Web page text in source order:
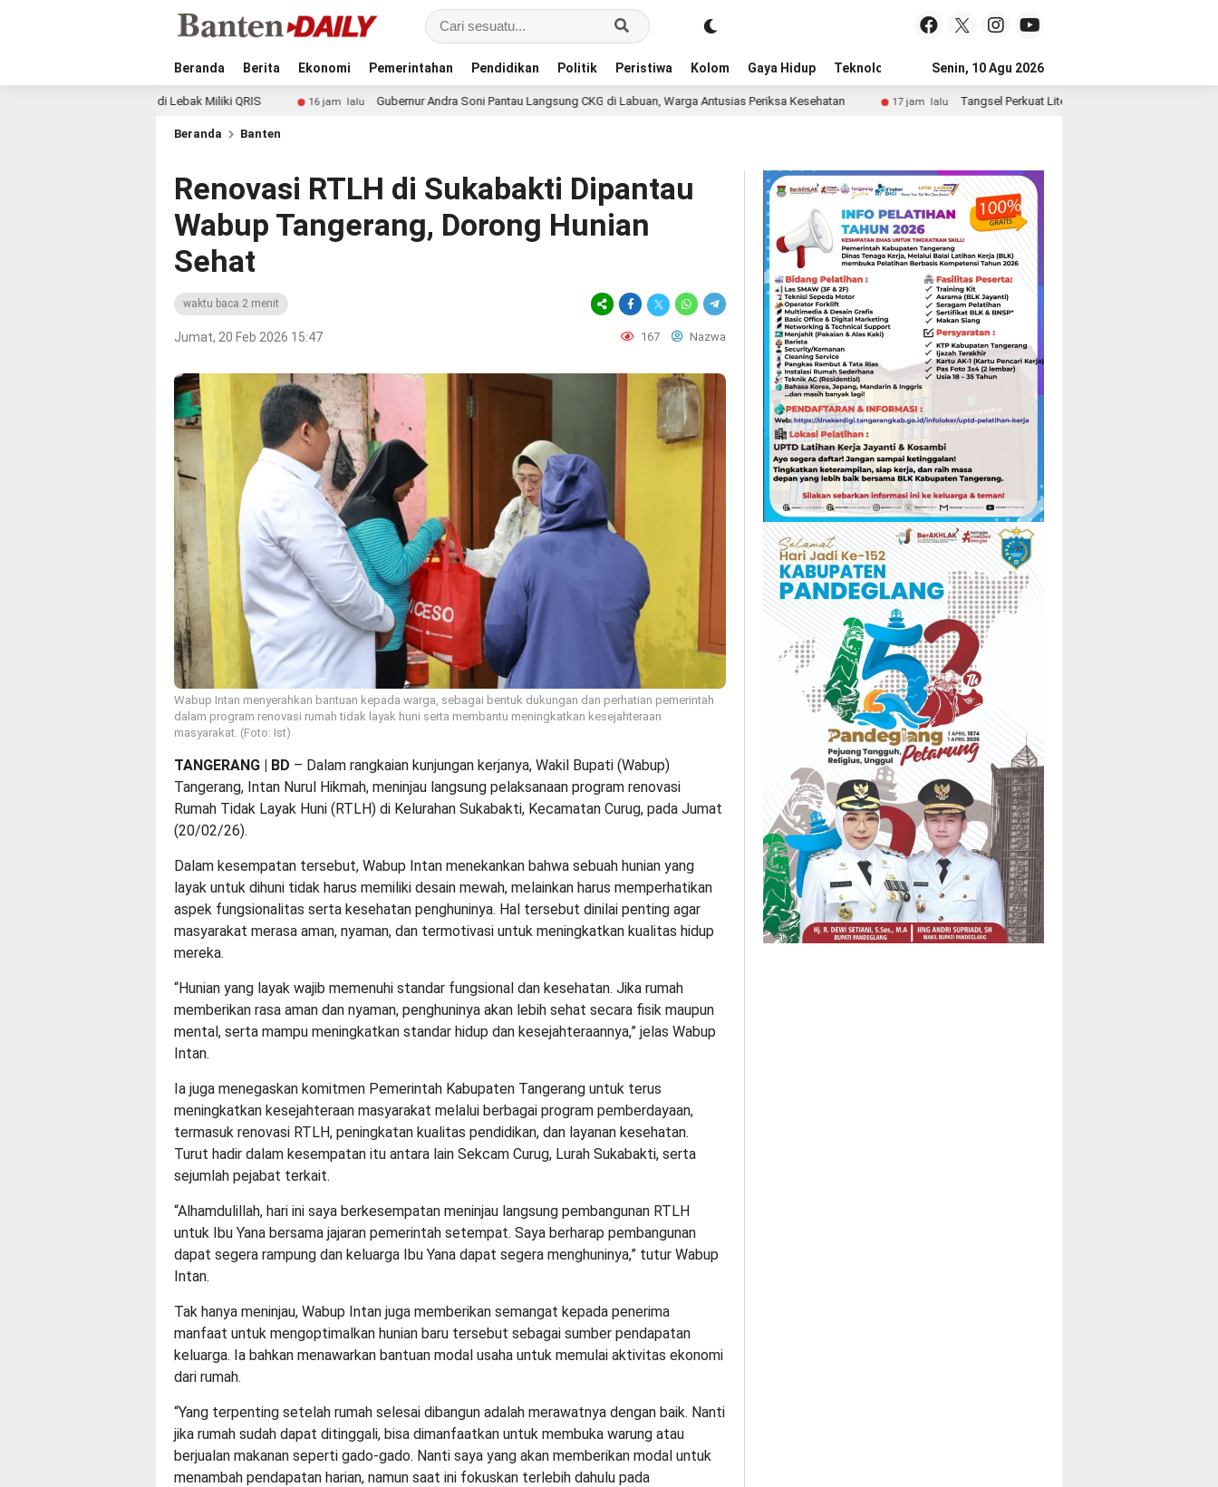
Beranda Berita Ekonomi Pemerintahan Pendidikan Politik Peristiwa Kolom Gaya Hidup Teknologi Advertorial Tips
Senin, 10 Agu 2026
di Lebak Miliki QRIS 16 jam lalu Gubernur Andra Soni Pantau Langsung CKG di Labuan, Warga Antusias Periksa Kesehatan 17 jam lalu Tangsel Perkuat Literasi Digital, 5.000 Titik Internet Gratis Tersedia
Beranda Banten
Renovasi RTLH di Sukabakti Dipantau
Wabup Tangerang, Dorong Hunian
Sehat
waktu baca 2 menit
Jumat, 20 Feb 2026 15:47 167 Nazwa
Wabup Intan menyerahkan bantuan kepada warga, sebagai bentuk dukungan dan perhatian pemerintah
dalam program renovasi rumah tidak layak huni serta membantu meningkatkan kesejahteraan
masyarakat. (Foto: Ist)
TANGERANG | BD – Dalam rangkaian kunjungan kerjanya, Wakil Bupati (Wabup)
Tangerang, Intan Nurul Hikmah, meninjau langsung pelaksanaan program renovasi
Rumah Tidak Layak Huni (RTLH) di Kelurahan Sukabakti, Kecamatan Curug, pada Jumat
(20/02/26).
Dalam kesempatan tersebut, Wabup Intan menekankan bahwa sebuah hunian yang
layak untuk dihuni tidak harus memiliki desain mewah, melainkan harus memperhatikan
aspek fungsionalitas serta kesehatan penghuninya. Hal tersebut dinilai penting agar
masyarakat merasa aman, nyaman, dan termotivasi untuk meningkatkan kualitas hidup
mereka.
“Hunian yang layak wajib memenuhi standar fungsional dan kesehatan. Jika rumah
memberikan rasa aman dan nyaman, penghuninya akan lebih sehat secara fisik maupun
mental, serta mampu meningkatkan standar hidup dan kesejahteraannya,” jelas Wabup
Intan.
Ia juga menegaskan komitmen Pemerintah Kabupaten Tangerang untuk terus
meningkatkan kesejahteraan masyarakat melalui berbagai program pemberdayaan,
termasuk renovasi RTLH, peningkatan kualitas pendidikan, dan layanan kesehatan.
Turut hadir dalam kesempatan itu antara lain Sekcam Curug, Lurah Sukabakti, serta
sejumlah pejabat terkait.
“Alhamdulillah, hari ini saya berkesempatan meninjau langsung pembangunan RTLH
untuk Ibu Yana bersama jajaran pemerintah setempat. Saya berharap pembangunan
dapat segera rampung dan keluarga Ibu Yana dapat segera menghuninya,” tutur Wabup
Intan.
Tak hanya meninjau, Wabup Intan juga memberikan semangat kepada penerima
manfaat untuk mengoptimalkan hunian baru tersebut sebagai sumber pendapatan
keluarga. Ia bahkan menawarkan bantuan modal usaha untuk memulai aktivitas ekonomi
dari rumah.
“Yang terpenting setelah rumah selesai dibangun adalah merawatnya dengan baik. Nanti
jika rumah sudah dapat ditinggali, bisa dimanfaatkan untuk membuka warung atau
berjualan makanan seperti gado-gado. Nanti saya yang akan memberikan modal untuk
menambah pendapatan harian, namun saat ini fokuskan terlebih dahulu pada